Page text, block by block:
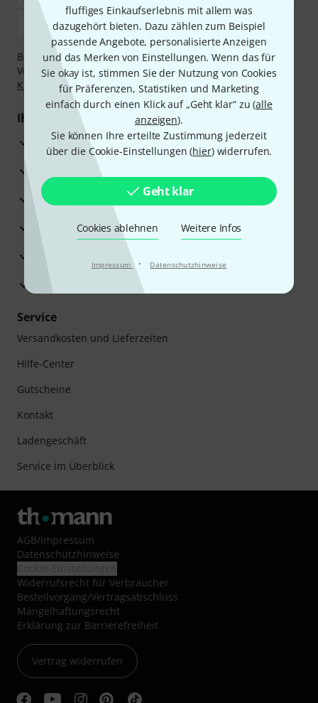
fluffiges Einkaufserlebnis mit allem was
dazugehört bieten. Dazu zählen zum Beispiel
passende Angebote, personalisierte Anzeigen
und das Merken von Einstellungen. Wenn das für
Sie okay ist, stimmen Sie der Nutzung von Cookies
für Präferenzen, Statistiken und Marketing
einfach durch einen Klick auf „Geht klar“ zu (alle
anzeigen).
Sie können Ihre erteilte Zustimmung jederzeit
über die Cookie-Einstellungen (hier) widerrufen.
Geht klar
Cookies ablehnen Weitere Infos
Impressum · Datenschutzhinweise
Bezahlen Sie vertraulich und sicher per Nachnahme,
Vorkasse, PayPal, Amazon Pay,Klarna Sofort bezahlen,
Klarna Ratenzahlungoder Kreditkarte.
Ihre Vorteile
3 Jahre Thomann Garantie
30 Tage Money-Back-Garantie
Reparaturservice
Beratung durch Fachexperten
Zufriedenheitsgarantie
Europas größtes Versandlager
Service
Versandkosten und Lieferzeiten
Hilfe-Center
Gutscheine
Kontakt
Ladengeschäft
Service im Überblick
AGB/Impressum
Datenschutzhinweise
Widerrufsrecht für Verbraucher
Bestellvorgang/Vertragsabschluss
Mängelhaftungsrecht
Erklärung zur Barrierefreiheit
Vertrag widerrufen